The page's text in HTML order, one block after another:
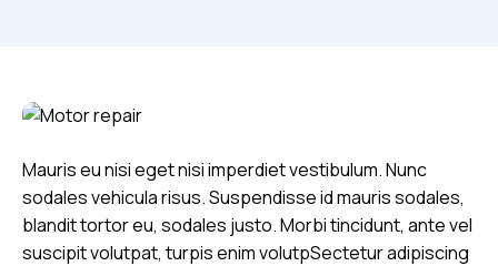
Mauris eu nisi eget nisi imperdiet vestibulum. Nunc
sodales vehicula risus. Suspendisse id mauris sodales,
blandit tortor eu, sodales justo. Morbi tincidunt, ante vel
suscipit volutpat, turpis enim volutpSectetur adipiscing